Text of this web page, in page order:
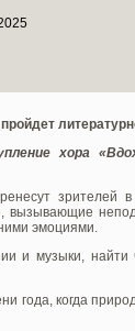
хора
зрителей
эмоциями.
и музыки, найти
года, когда